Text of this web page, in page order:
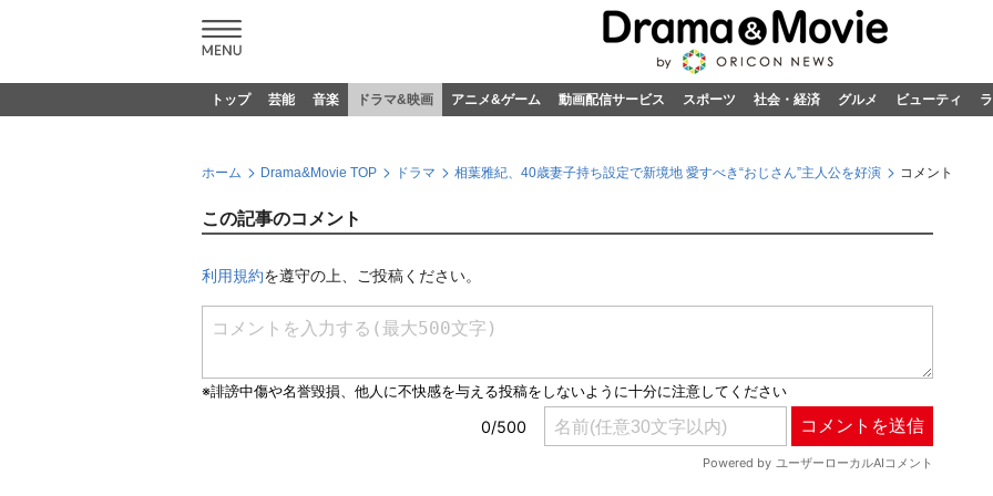
トップ 芸能 音楽 ドラマ&映画 アニメ&ゲーム 動画配信サービス スポーツ 社会・経済 グルメ ビューティ
ホーム Drama&Movie TOP ドラマ 相葉雅紀、40歳妻子持ち設定で新境地 愛すべき“おじさん”主人公を好演 コメント
この記事のコメント
利用規約を遵守の上、ご投稿ください。